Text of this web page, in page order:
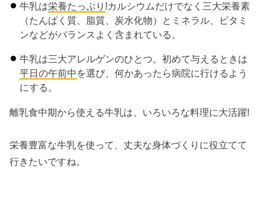
牛乳は栄養たっぷり !カルシウムだけでなく三大栄養素
（たんぱく質、脂質、炭水化物）とミネラル、ビタミ
ンなどがバランスよく含まれている。
牛乳は三大アレルゲンのひとつ。初めて与えるときは
平日の午前中 を選び、何かあったら病院に行けるよう
にする。
離乳食中期から使える牛乳は、いろいろな料理に大活躍!
栄養豊富な牛乳を使って、丈夫な身体づくりに役立てて
行きたいですね。